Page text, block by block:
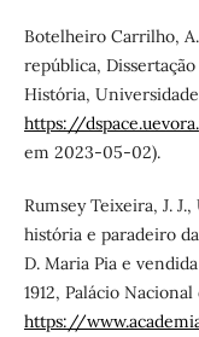
Botelheiro Carrilho,
república,
História,
https://
em 2023-05-02).
Rumsey Teixeira, J.
história e paradeiro
D. Maria Pia e
1912, Palácio
https://